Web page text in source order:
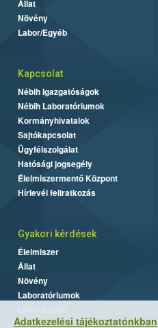
Adatkezelési tájékoztatónkban
Állat
Növény
Labor/Egyéb
Kapcsolat
Nébih Igazgatóságok
Nébih Laboratóriumok
Kormányhivatalok
Sajtókapcsolat
Ügyfélszolgálat
Hatósági jogsegély
Élelmiszermentő Központ
Hírlevél feliratkozás
Gyakori kérdések
Élelmiszer
Állat
Növény
Laboratóriumok